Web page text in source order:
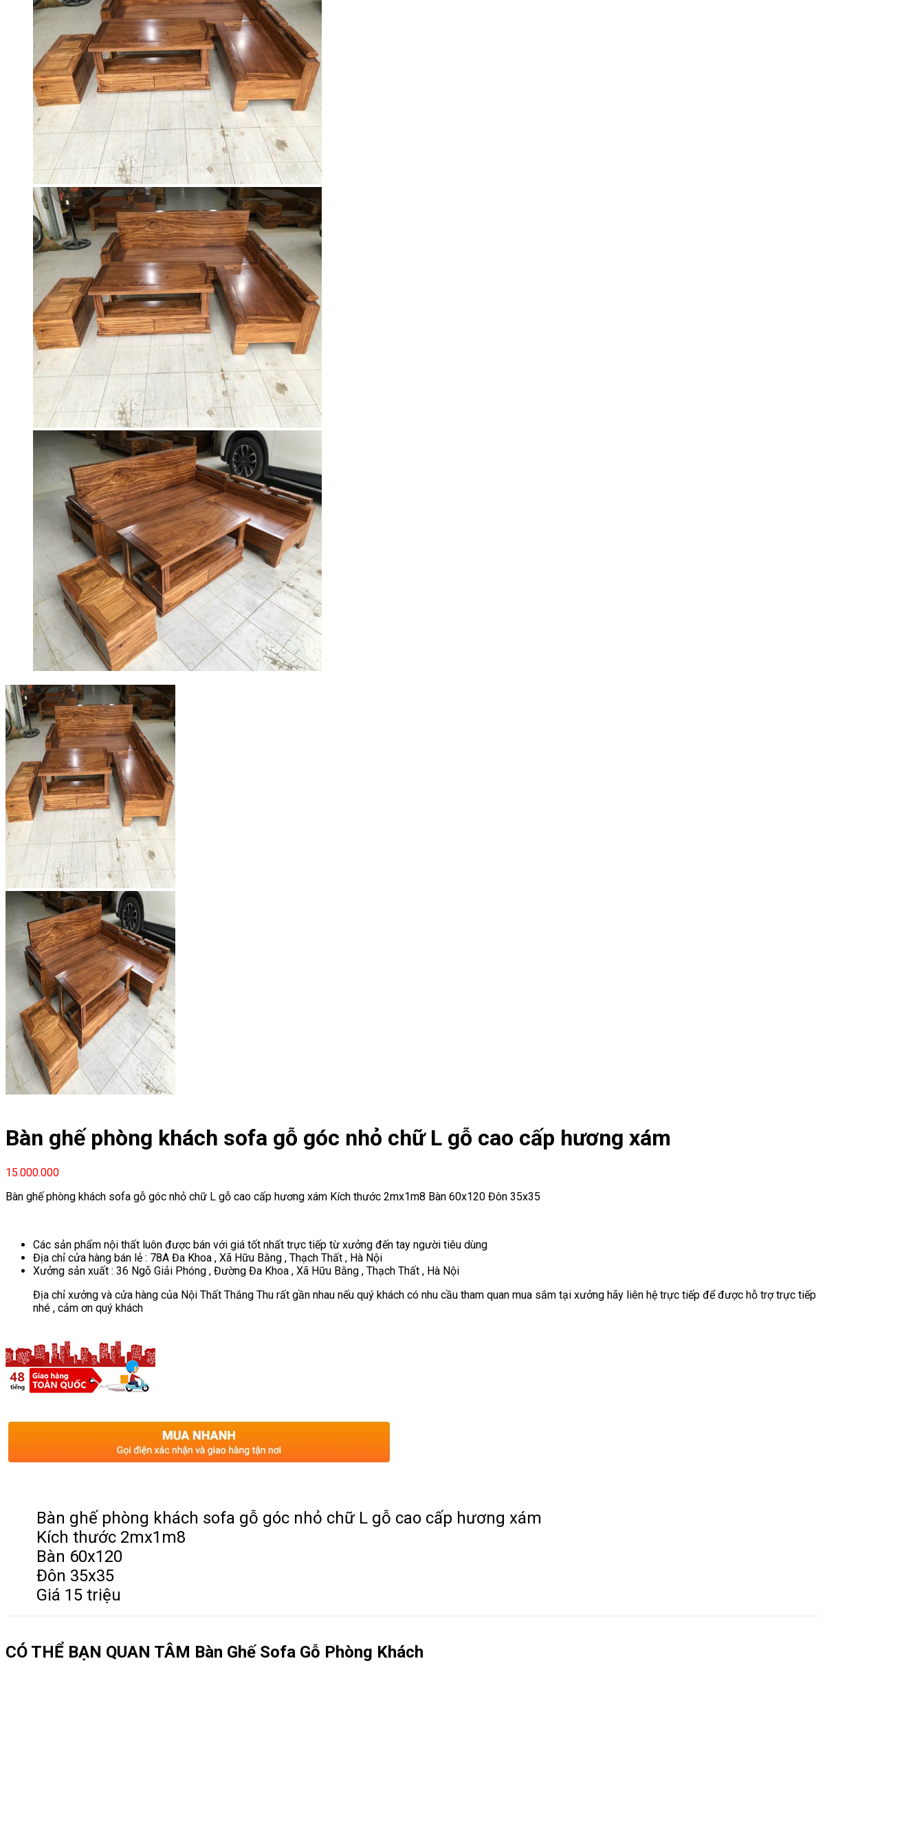
Bàn ghế phòng khách sofa gỗ góc nhỏ chữ L gỗ cao cấp hương xám
15.000.000
Bàn ghế phòng khách sofa gỗ góc nhỏ chữ L gỗ cao cấp hương xám Kích thước 2mx1m8 Bàn 60x120 Đôn 35x35
Các sản phẩm nội thất luôn được bán với giá tốt nhất trực tiếp từ xưởng đến tay người tiêu dùng
Địa chỉ cửa hàng bán lẻ : 78A Đa Khoa , Xã Hữu Bằng , Thạch Thất , Hà Nội
Xưởng sản xuất : 36 Ngõ Giải Phóng , Đường Đa Khoa , Xã Hữu Bằng , Thạch Thất , Hà Nội
Địa chỉ xưởng và cửa hàng của Nội Thất Thắng Thu rất gần nhau nếu quý khách có nhu cầu tham quan mua sắm tại xưởng hãy liên hệ trực tiếp để được hỗ trợ trực tiếp
nhé , cảm ơn quý khách
Bàn ghế phòng khách sofa gỗ góc nhỏ chữ L gỗ cao cấp hương xám
Kích thước 2mx1m8
Bàn 60x120
Đôn 35x35
Giá 15 triệu
CÓ THỂ BẠN QUAN TÂM Bàn Ghế Sofa Gỗ Phòng Khách